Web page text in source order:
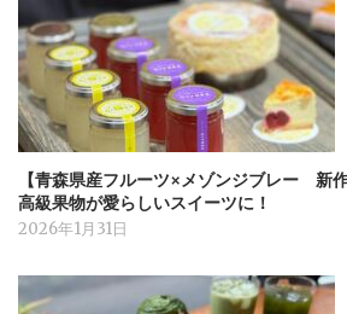
【青森県産フルーツ×メゾンジブレー 新
高級果物が愛らしいスイーツに！
2026年1月31日